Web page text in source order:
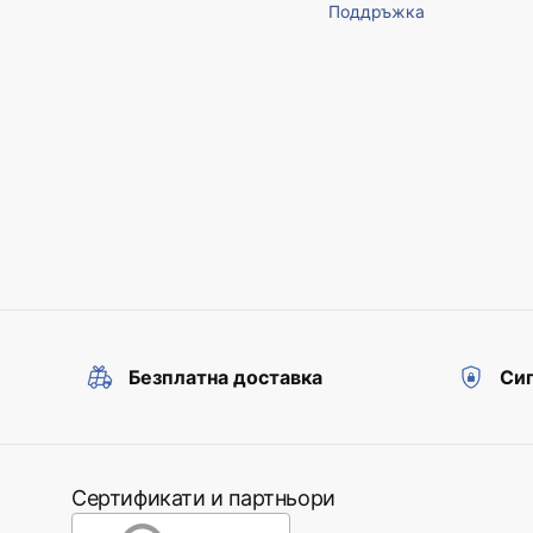
Поддръжка
Безплатна доставка
Сертификати и партньори